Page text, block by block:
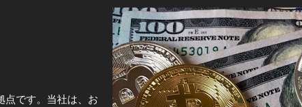
産、貿易、教育、コンサルティング等、複数の分野に事業を展
営モデルを確立。これにより、投資家の皆様に対して多様な投
資パートナーとして
画いただくことは、私たちの発展の旅における重要なパートナ
点です。当社は、お